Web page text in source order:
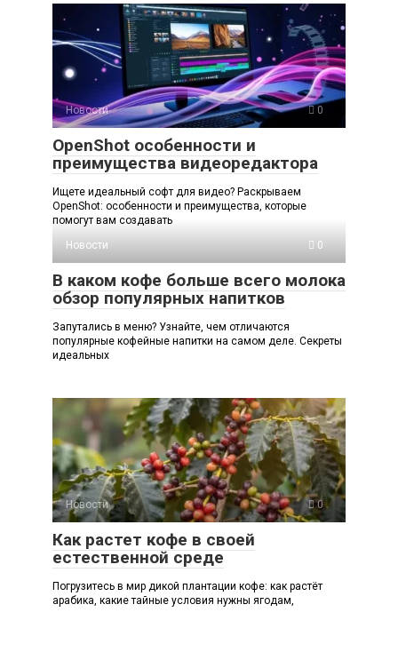
Новости 0
OpenShot особенности и
преимущества видеоредактора
Ищете идеальный софт для видео? Раскрываем
OpenShot: особенности и преимущества, которые
помогут вам создавать
Новости
0
В каком кофе больше всего молока
обзор популярных напитков
Запутались в меню? Узнайте, чем отличаются
популярные кофейные напитки на самом деле. Секреты
идеальных
Новости 0
Как растет кофе в своей
естественной среде
Погрузитесь в мир дикой плантации кофе: как растёт
арабика, какие тайные условия нужны ягодам,